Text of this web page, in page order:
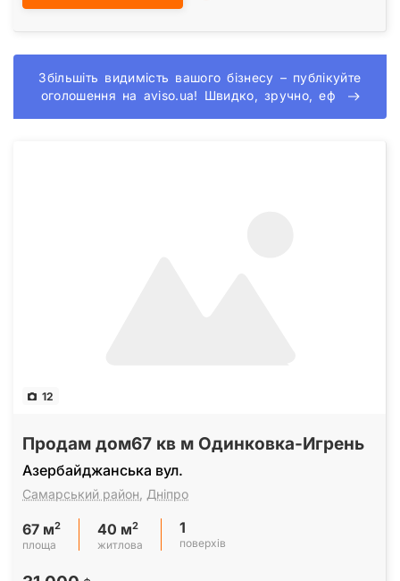
Збільшіть видимість вашого бізнесу – публікуйте
оголошення на aviso.ua! Швидко, зручно, еф
12
Продам дом67 кв м Одинковка-Игрень
Азербайджанська вул.
Самарський район Дніпро
67 м2
площа
40 м2
житлова
1
поверхів